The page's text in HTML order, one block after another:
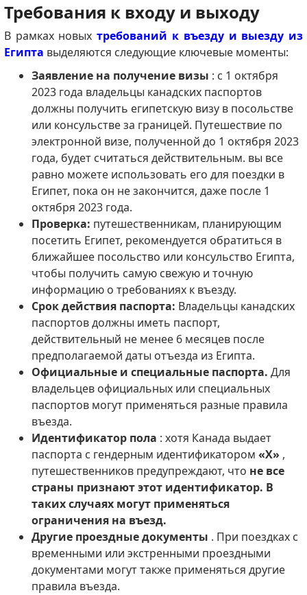
Требования к входу и выходу
В рамках новыхтребований к въезду и выезду из
Египта выделяются следующие ключевые моменты:
Заявление на получение визы : с 1 октября
2023 года владельцы канадских паспортов
должны получить египетскую визу в посольстве
или консульстве за границей. Путешествие по
электронной визе, полученной до 1 октября 2023
года, будет считаться действительным. вы все
равно можете использовать его для поездки в
Египет, пока он не закончится, даже после 1
октября 2023 года.
Проверка: путешественникам, планирующим
посетить Египет, рекомендуется обратиться в
ближайшее посольство или консульство Египта,
чтобы получить самую свежую и точную
информацию о требованиях к въезду.
Срок действия паспорта: Владельцы канадских
паспортов должны иметь паспорт,
действительный не менее 6 месяцев после
предполагаемой даты отъезда из Египта.
Официальные и специальные паспорта. Для
владельцев официальных или специальных
паспортов могут применяться разные правила
въезда.
Идентификатор пола : хотя Канада выдает
паспорта с гендерным идентификатором «X» ,
путешественников предупреждают, что не все
страны признают этот идентификатор. В
таких случаях могут применяться
ограничения на въезд.
Другие проездные документы . При поездках с
временными или экстренными проездными
документами могут также применяться другие
правила въезда.